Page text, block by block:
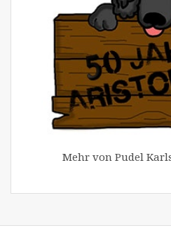
Mehr von Pudel